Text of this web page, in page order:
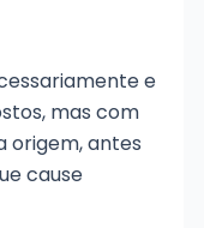
e
mas com
origem, antes
cause